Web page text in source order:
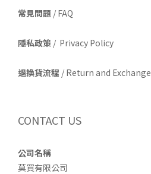
常見問題 / FAQ
隱私政策 / Privacy Policy
退換貨流程 / Return and Exchange
CONTACT US
公司名稱
莫買有限公司